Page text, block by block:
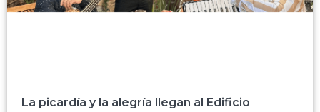
La picardía y la alegría llegan al Edificio